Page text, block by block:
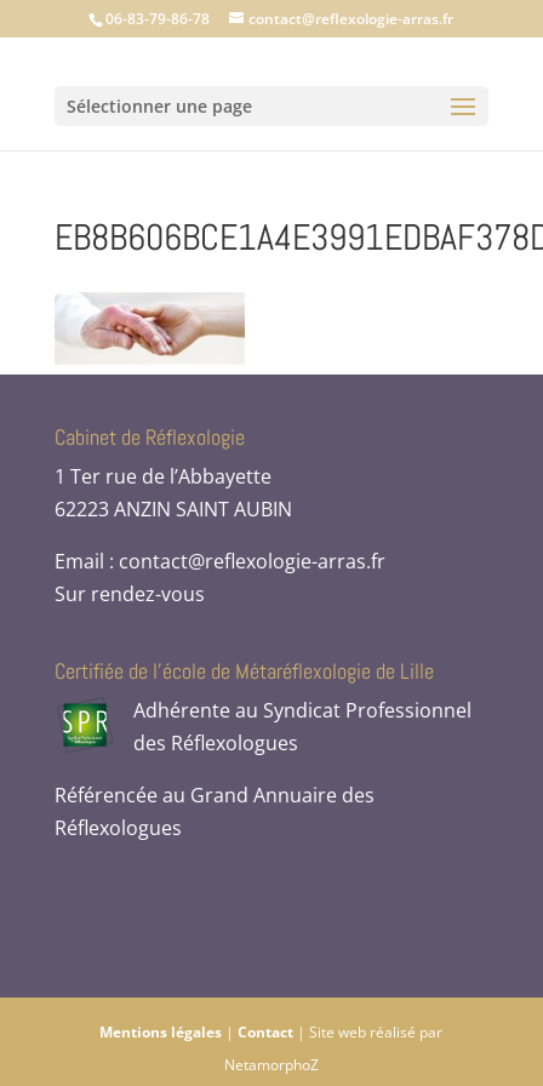
06-83-79-86-78 contact@reflexologie-arras.fr
Sélectionner une page
Cabinet de Réflexologie
1 Ter rue de l’Abbayette
62223 ANZIN SAINT AUBIN
Email : contact@reflexologie-arras.fr
Sur rendez-vous
Certifiée de l’école de Métaréflexologie de Lille
Adhérente au Syndicat Professionnel
des Réflexologues
Référencée au Grand Annuaire des
Réflexologues
Mentions légales |Contact | Site web réalisé par
NetamorphoZ